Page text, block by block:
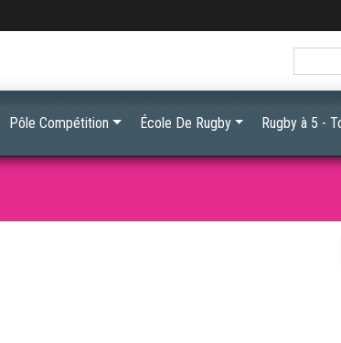
Pôle Compétition École De Rugby Rugby à 5 -